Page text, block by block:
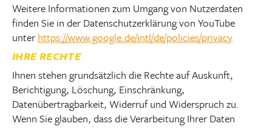
Weitere Informationen zum Umgang von Nutzerdaten
finden Sie in der Datenschutzerklärung von YouTube
unterhttps://www.google.de/intl/de/policies/privacy
IHRE RECHTE
Ihnen stehen grundsätzlich die Rechte auf Auskunft,
Berichtigung, Löschung, Einschränkung,
Datenübertragbarkeit, Widerruf und Widerspruch zu.
Wenn Sie glauben, dass die Verarbeitung Ihrer Daten